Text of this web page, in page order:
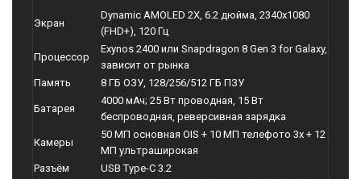
Экран
Dynamic AMOLED 2X, 6.2 дюйма, 2340x1080
(FHD+), 120 Гц
Процессор
Exynos 2400 или Snapdragon 8 Gen 3 for Galaxy,
зависит от рынка
Память
8 ГБ ОЗУ, 128/256/512 ГБ ПЗУ
Батарея
4000 мАч; 25 Вт проводная, 15 Вт
беспроводная, реверсивная зарядка
Камеры
50 МП основная OIS + 10 МП телефото 3x + 12
МП ультраширокая
Разъём
USB Type-C 3.2